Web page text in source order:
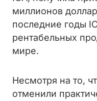
миллионов
последние годы
рентабельных
мире.
Несмотря на то,
отменили